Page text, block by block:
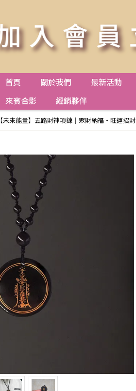
首頁 關於我們 最新活動
來賓合影
經銷夥伴
【未來能量】五路財神項鍊｜聚財納福・旺運招